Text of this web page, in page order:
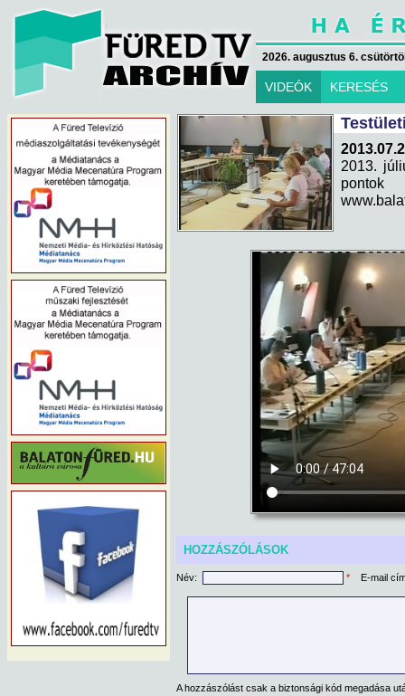
2026. augusztus 6.
VIDEÓK KERESÉS
2013.
HOZZÁSZÓLÁSOK
Név: * E-mail
A hozzászólást csak a biztonsági kód megadása